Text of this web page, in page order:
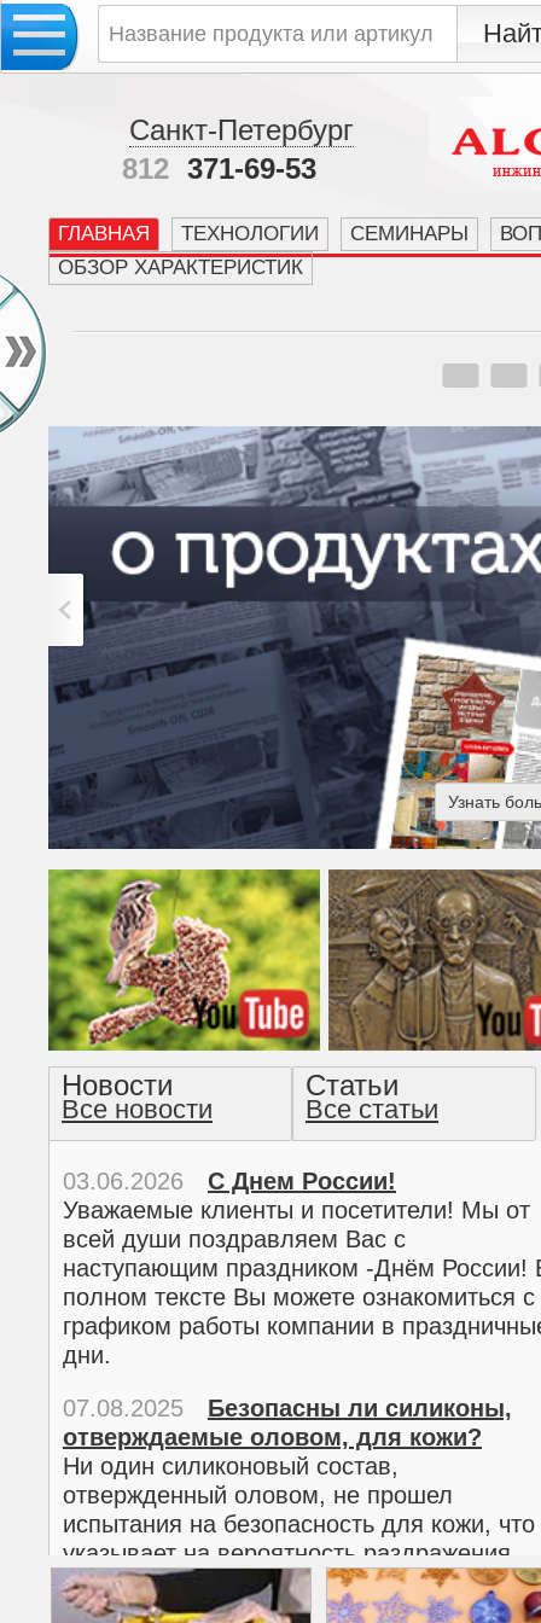
Санкт-Петербург
812 371-69-53
ГЛАВНАЯ ТЕХНОЛОГИИ СЕМИНАРЫ
ОБЗОР ХАРАКТЕРИСТИК
Узнать
Американская готика -
прочтение методом
Новости
Все новости
Статьи
Все статьи
03.06.2026
С Днем России!
Уважаемые клиенты и посетители! Мы от
всей души поздравляем Вас с
наступающим праздником -Днём России!
полном тексте Вы можете ознакомиться с
графиком работы компании в
дни.
02.03.2026
С 8 марта!
Дорогие женщины!
Поздравляем Вас с наступающим
Международным женским днем 8 марта!
полном тексте можно ознакомиться с
графиком работы компании в
07.08.2025
Безопасны ли силиконы,
отверждаемые оловом, для кожи?
Ни один силиконовый состав,
отвержденный оловом, не прошел
испытания на безопасность для кожи, что
указывает на вероятность раздражения
кожи.